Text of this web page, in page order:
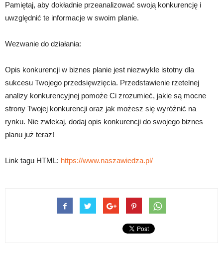
Pamiętaj, aby dokładnie przeanalizować swoją konkurencję i
uwzględnić te informacje w swoim planie.
Wezwanie do działania:
Opis konkurencji w biznes planie jest niezwykle istotny dla
sukcesu Twojego przedsięwzięcia. Przedstawienie rzetelnej
analizy konkurencyjnej pomoże Ci zrozumieć, jakie są mocne
strony Twojej konkurencji oraz jak możesz się wyróżnić na
rynku. Nie zwlekaj, dodaj opis konkurencji do swojego biznes
planu już teraz!
Link tagu HTML: https://www.naszawiedza.pl/